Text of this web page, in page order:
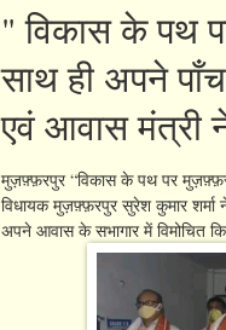
" विकास के पथ
साथ ही अपने
एवं आवास मंत्री
मुज़फ़्फ़रपुर “विकास के पथ पर
विधायक मुज़फ़्फ़रपुर सुरेश कुमार
अपने आवास के सभागार में विमोचित